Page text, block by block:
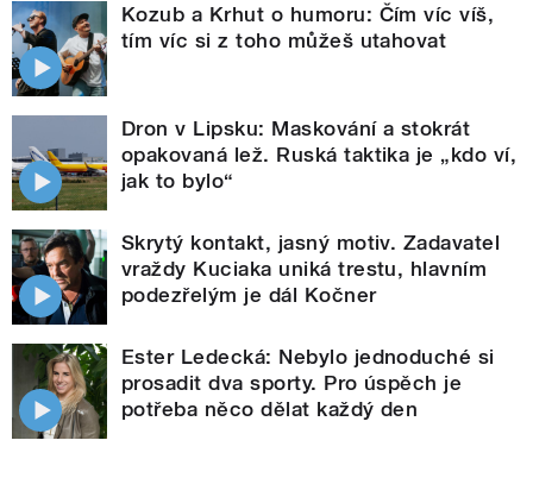
Kozub a Krhut o humoru: Čím víc víš,
tím víc si z toho můžeš utahovat
Dron v Lipsku: Maskování a stokrát
opakovaná lež. Ruská taktika je „kdo ví,
jak to bylo“
Skrytý kontakt, jasný motiv. Zadavatel
vraždy Kuciaka uniká trestu, hlavním
podezřelým je dál Kočner
Ester Ledecká: Nebylo jednoduché si
prosadit dva sporty. Pro úspěch je
potřeba něco dělat každý den